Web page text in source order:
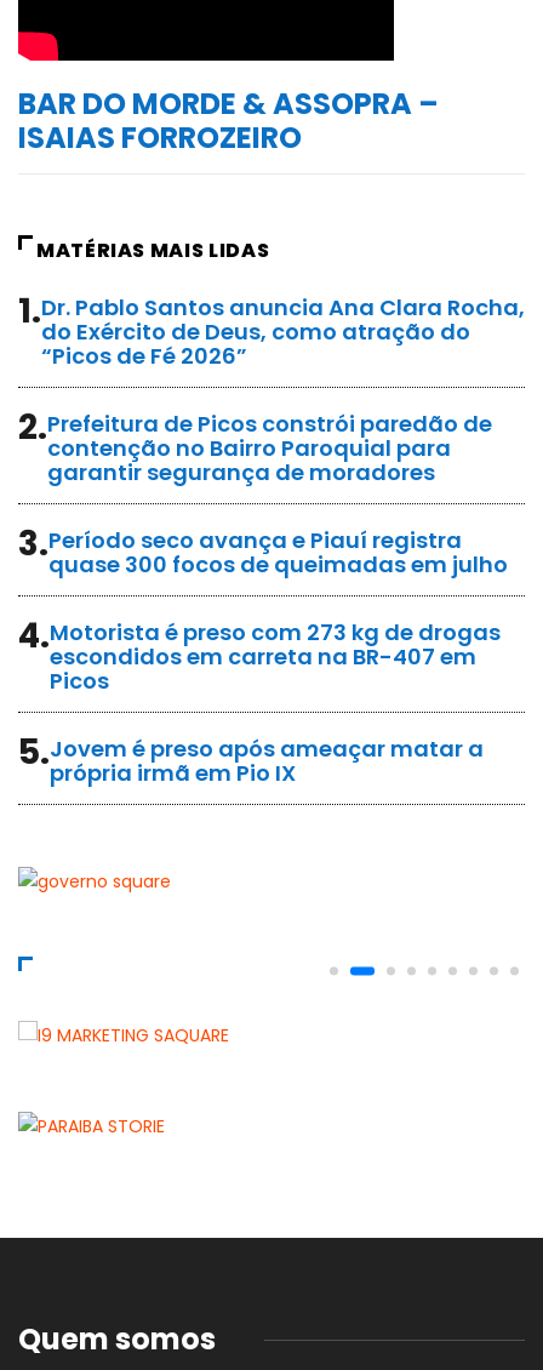
BAR DO MORDE & ASSOPRA –
ISAIAS FORROZEIRO
MATÉRIAS MAIS LIDAS
1.Dr. Pablo Santos anuncia Ana Clara Rocha,
do Exército de Deus, como atração do
“Picos de Fé 2026”
2.Prefeitura de Picos constrói paredão de
contenção no Bairro Paroquial para
garantir segurança de moradores
3.Período seco avança e Piauí registra
quase 300 focos de queimadas em julho
4.Motorista é preso com 273 kg de drogas
escondidos em carreta na BR-407 em
Picos
5.Jovem é preso após ameaçar matar a
própria irmã em Pio IX
Quem somos